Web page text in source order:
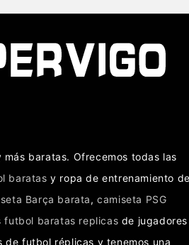
baratas. Ofrecemos todas las
baratas y ropa de entrenamiento de
Barça barata,camiseta PSG
futbol baratas replicas de jugadores
de futbol réplicas y tenemos una